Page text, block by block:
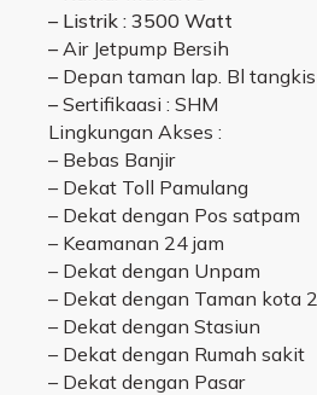
– Listrik : 3500 Watt
– Air Jetpump Bersih
– Depan taman lap. Bl tangkis
– Sertifikaasi : SHM
Lingkungan Akses :
– Bebas Banjir
– Dekat Toll Pamulang
– Dekat dengan Pos satpam
– Keamanan 24 jam
– Dekat dengan Unpam
– Dekat dengan Taman kota 2
– Dekat dengan Stasiun
– Dekat dengan Rumah sakit
– Dekat dengan Pasar